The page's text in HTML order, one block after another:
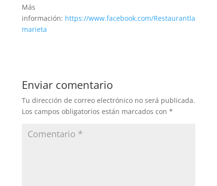
Más
información: https://www.facebook.com/Restaurantla
marieta
Enviar comentario
Tu dirección de correo electrónico no será publicada.
Los campos obligatorios están marcados con *